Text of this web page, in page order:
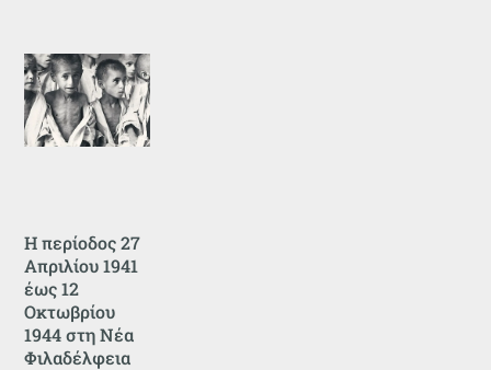
Η περίοδος 27
Απριλίου 1941
έως 12
Οκτωβρίου
1944 στη Νέα
Φιλαδέλφεια